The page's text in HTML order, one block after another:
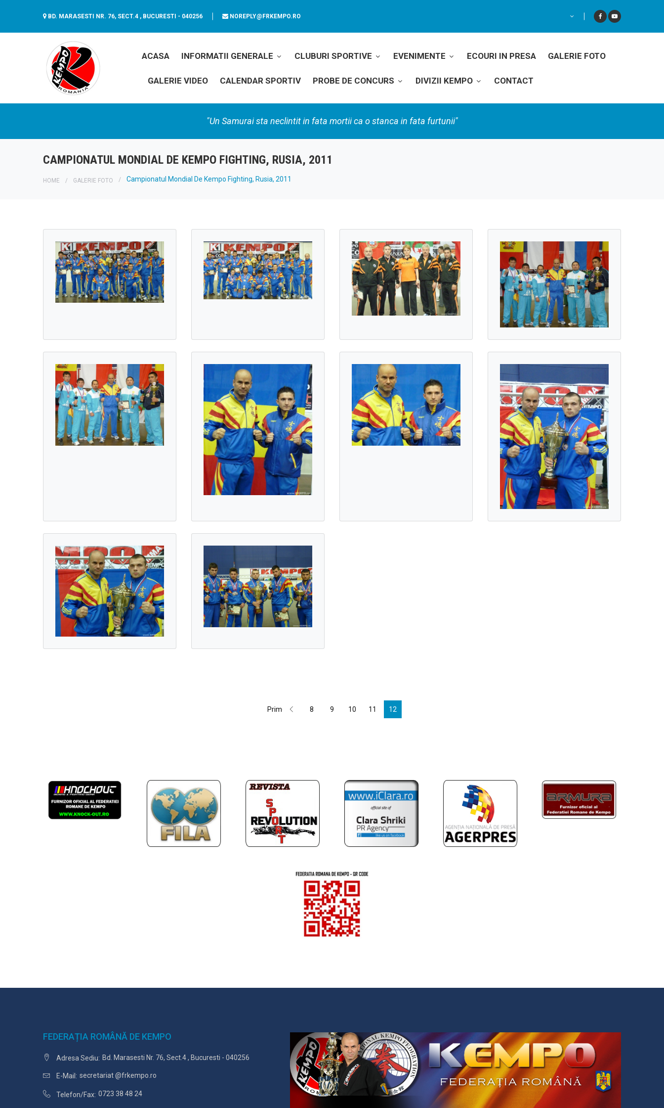
BD. MARASESTI NR. 76, SECT.4 , BUCURESTI - 040256 NOREPLY@FRKEMPO.RO
ACASA INFORMATII GENERALE CLUBURI SPORTIVE EVENIMENTE ECOURI IN PRESA GALERIE FOTO
GALERIE VIDEO CALENDAR SPORTIV PROBE DE CONCURS DIVIZII KEMPO CONTACT
"Un Samurai sta neclintit in fata mortii ca o stanca in fata furtunii"
CAMPIONATUL MONDIAL DE KEMPO FIGHTING, RUSIA, 2011
HOME GALERIE FOTO Campionatul Mondial De Kempo Fighting, Rusia, 2011
Primele 8 9 10 11 12
FEDERAȚIA ROMÂNĂ DE KEMPO
Adresa Sediu: Bd. Marasesti Nr. 76, Sect.4 , Bucuresti - 040256
E-Mail: secretariat @frkempo.ro
Telefon/Fax: 0723 38 48 24